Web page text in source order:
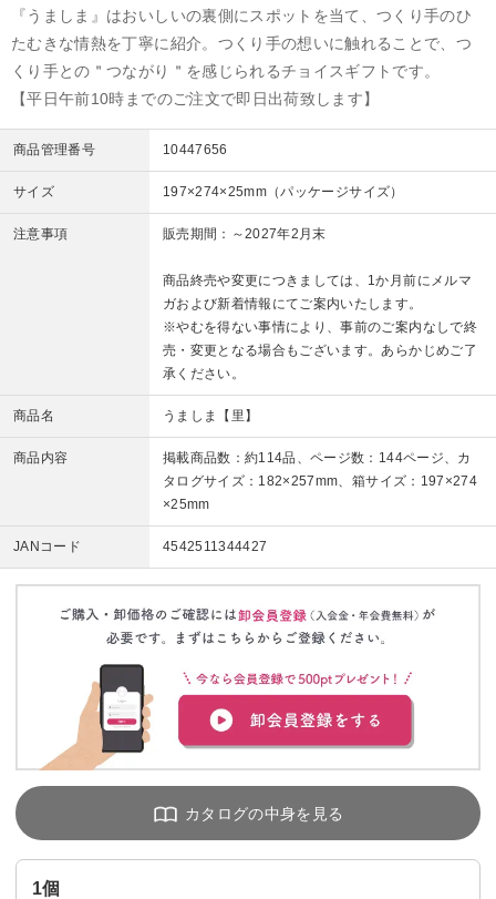
『うましま』はおいしいの裏側にスポットを当て、つくり手のひ
たむきな情熱を丁寧に紹介。つくり手の想いに触れることで、つ
くり手との＂つながり＂を感じられるチョイスギフトです。
【平日午前10時までのご注文で即日出荷致します】
商品管理番号 10447656
サイズ 197×274×25mm（パッケージサイズ）
注意事項 販売期間：～2027年2月末
商品終売や変更につきましては、1か月前にメルマ
ガおよび新着情報にてご案内いたします。
※やむを得ない事情により、事前のご案内なしで終
売・変更となる場合もございます。あらかじめご了
承ください。
商品名 うましま【里】
商品内容
掲載商品数：約114品、ページ数：144ページ、カ
タログサイズ：182×257mm、箱サイズ：197×274
×25mm
JANコード 4542511344427
1個